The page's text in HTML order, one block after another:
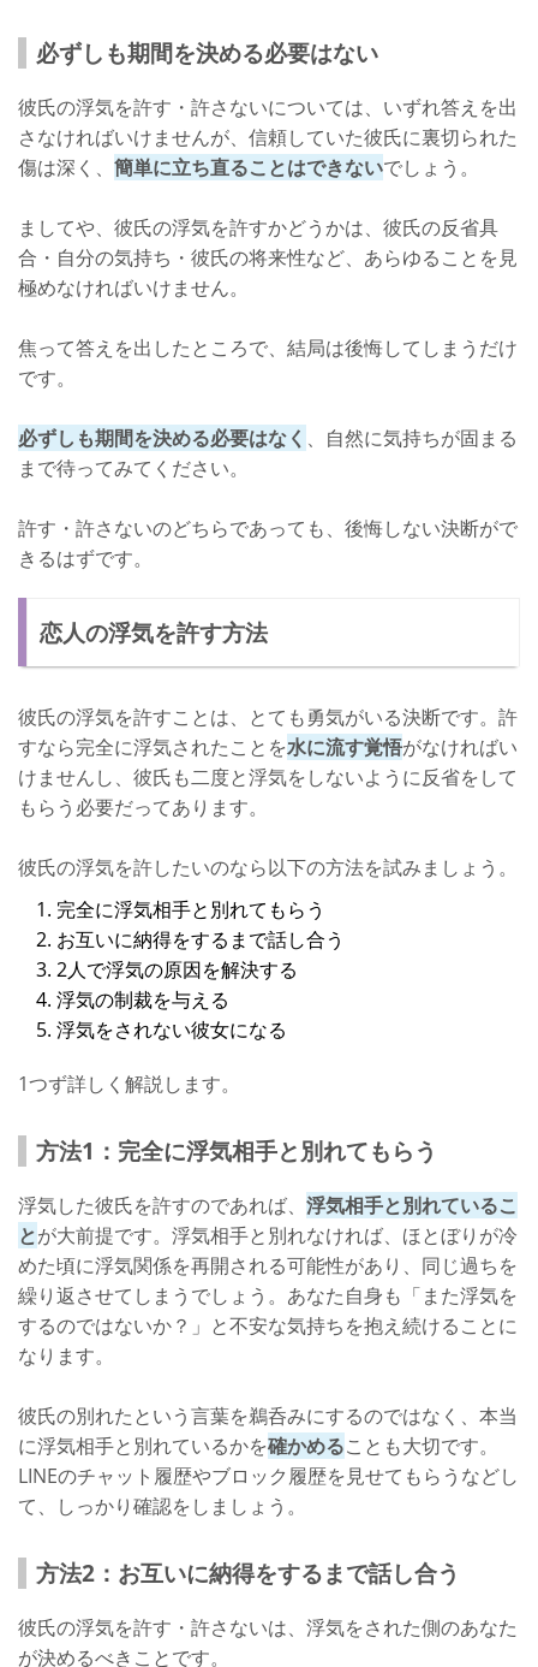
必ずしも期間を決める必要はない
彼氏の浮気を許す・許さないについては、いずれ答えを出
さなければいけませんが、信頼していた彼氏に裏切られた
傷は深く、 簡単に立ち直ることはできないでしょう。
ましてや、彼氏の浮気を許すかどうかは、彼氏の反省具
合・自分の気持ち・彼氏の将来性など、あらゆることを見
極めなければいけません。
焦って答えを出したところで、結局は後悔してしまうだけ
です。
必ずしも期間を決める必要はなく 、自然に気持ちが固まる
まで待ってみてください。
許す・許さないのどちらであっても、後悔しない決断がで
きるはずです。
恋人の浮気を許す方法
彼氏の浮気を許すことは、とても勇気がいる決断です。許
すなら完全に浮気されたことを水に流す覚悟がなければい
けませんし、彼氏も二度と浮気をしないように反省をして
もらう必要だってあります。
彼氏の浮気を許したいのなら以下の方法を試みましょう。
完全に浮気相手と別れてもらう
お互いに納得をするまで話し合う
2人で浮気の原因を解決する
浮気の制裁を与える
浮気をされない彼女になる
1つず詳しく解説します。
方法1：完全に浮気相手と別れてもらう
浮気した彼氏を許すのであれば、 浮気相手と別れているこ
とが大前提です。浮気相手と別れなければ、ほとぼりが冷
めた頃に浮気関係を再開される可能性があり、同じ過ちを
繰り返させてしまうでしょう。あなた自身も「また浮気を
するのではないか？」と不安な気持ちを抱え続けることに
なります。
彼氏の別れたという言葉を鵜呑みにするのではなく、本当
に浮気相手と別れているかを確かめることも大切です。
LINEのチャット履歴やブロック履歴を見せてもらうなどし
て、しっかり確認をしましょう。
方法2：お互いに納得をするまで話し合う
彼氏の浮気を許す・許さないは、浮気をされた側のあなた
が決めるべきことです。